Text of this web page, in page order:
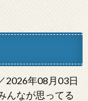
2026年08月03日
んなが思ってる